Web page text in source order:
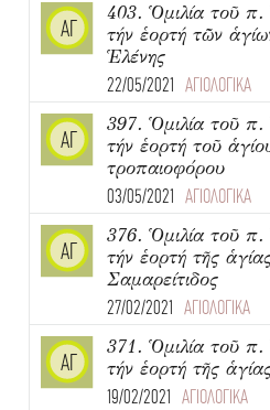
ΑΓ
403. Ὁμιλία τοῦ π.
τήν ἑορτή τῶν
Ἑλένης
22/05/2021 ΑΓΙΟΛΟΓΙΚΑ
ΑΓ
397. Ὁμιλία τοῦ π.
τήν ἑορτή τοῦ
τροπαιοφόρου
03/05/2021 ΑΓΙΟΛΟΓΙΚΑ
ΑΓ
376. Ὁμιλία τοῦ π.
τήν ἑορτή τῆς
Σαμαρείτιδος
27/02/2021 ΑΓΙΟΛΟΓΙΚΑ
ΑΓ
371. Ὁμιλία τοῦ π.
τήν ἑορτή τῆς
19/02/2021 ΑΓΙΟΛΟΓΙΚΑ